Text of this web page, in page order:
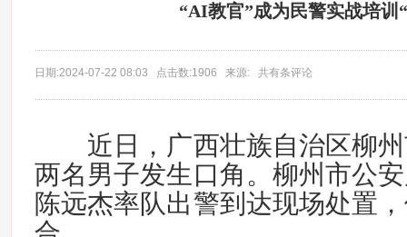
“AI教官”成为民警实战培训
日期:2024-07-22 08:03 点击数:1906 来源: 共有条评论
近日，广西壮族自治区柳州
两名男子发生口角。柳州市公
陈远杰率队出警到达现场处置